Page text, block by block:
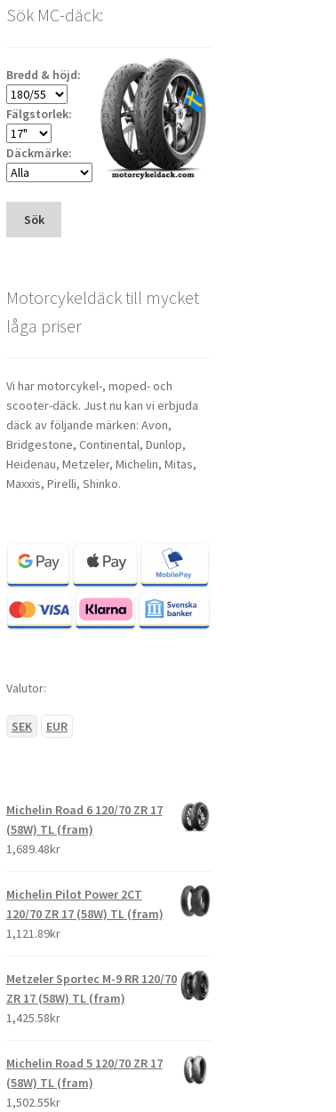
Sök MC-däck:
Bredd & höjd:
Fälgstorlek:
Däckmärke:
Sök
Motorcykeldäck till mycket
låga priser
Vi har motorcykel-, moped- och
scooter-däck. Just nu kan vi erbjuda
däck av följande märken: Avon,
Bridgestone, Continental, Dunlop,
Heidenau, Metzeler, Michelin, Mitas,
Maxxis, Pirelli, Shinko.
Valutor:
SEK EUR
Michelin Road 6 120/70 ZR 17
(58W) TL (fram)
1,689.48kr
Michelin Pilot Power 2CT
120/70 ZR 17 (58W) TL (fram)
1,121.89kr
Metzeler Sportec M-9 RR 120/70
ZR 17 (58W) TL (fram)
1,425.58kr
Michelin Road 5 120/70 ZR 17
(58W) TL (fram)
1,502.55kr